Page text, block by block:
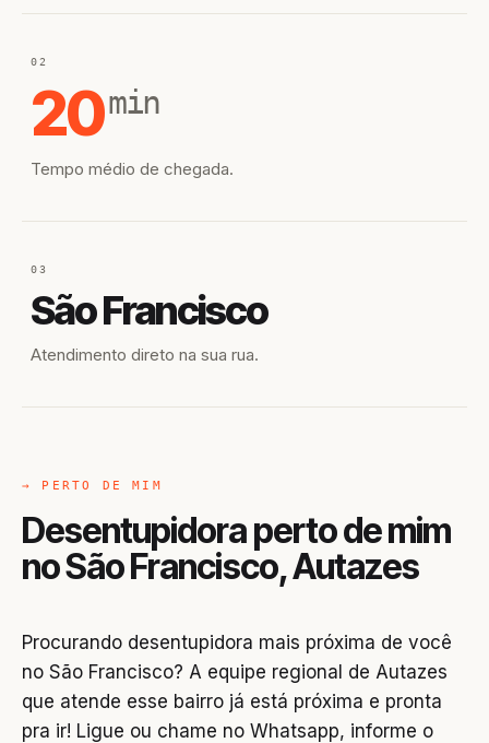
02
20min
Tempo médio de chegada.
03
São Francisco
Atendimento direto na sua rua.
→ PERTO DE MIM
Desentupidora perto de mim
no São Francisco, Autazes
Procurando desentupidora mais próxima de você
no São Francisco? A equipe regional de Autazes
que atende esse bairro já está próxima e pronta
pra ir! Ligue ou chame no Whatsapp, informe o